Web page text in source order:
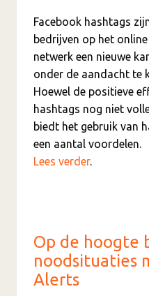
Facebook hashtags
bedrijven op het
netwerk een nieuwe
onder de aandacht te
Hoewel de positieve
hashtags nog niet
biedt het gebruik van
een aantal voordelen.
Lees verder.
Op de hoogte
noodsituaties
Alerts